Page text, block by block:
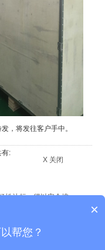
，将发往客户手中。
:
X 关闭
松达标，得以安全排
×
帮您？